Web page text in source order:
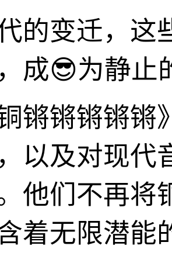
的变迁，这
成😎为静止
铜锵锵锵锵
以及对现代
他们不再将
着无限潜能